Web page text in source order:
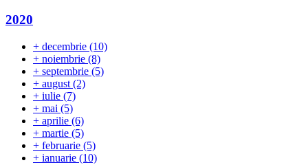
2020
+ decembrie (10)
+ noiembrie (8)
+ septembrie (5)
+ august (2)
+ iulie (7)
+ mai (5)
+ aprilie (6)
+ martie (5)
+ februarie (5)
+ ianuarie (10)